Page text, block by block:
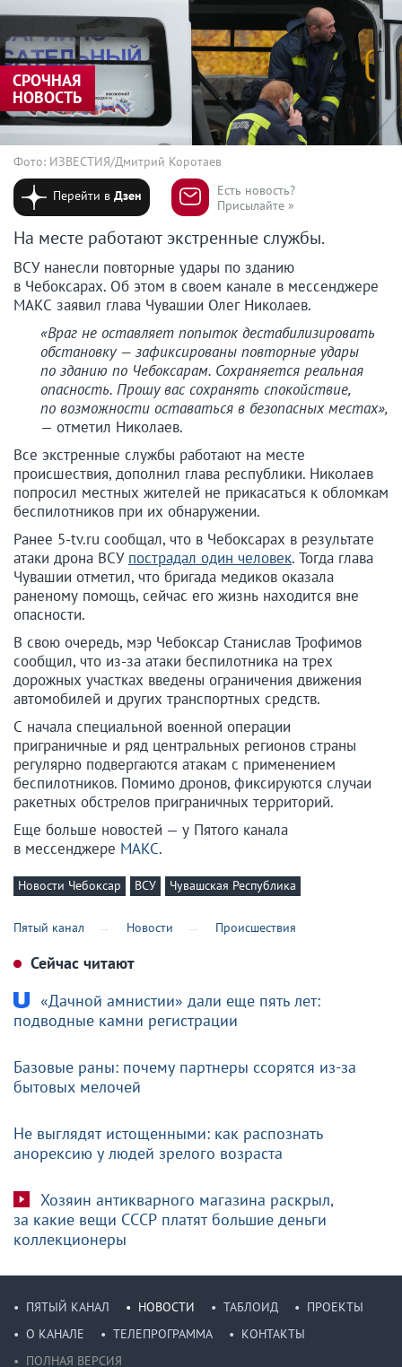
СРОЧНАЯ
НОВОСТЬ
Фото: ИЗВЕСТИЯ/Дмитрий Коротаев
Перейти вДзен
Есть новость?
Присылайте »
На месте работают экстренные службы.
ВСУ нанесли повторные удары по зданию
в Чебоксарах. Об этом в своем канале в мессенджере
МАКС заявил глава Чувашии Олег Николаев.
«Враг не оставляет попыток дестабилизировать
обстановку — зафиксированы повторные удары
по зданию по Чебоксарам. Сохраняется реальная
опасность. Прошу вас сохранять спокойствие,
по возможности оставаться в безопасных местах»,
— отметил Николаев.
Все экстренные службы работают на месте
происшествия, дополнил глава республики. Николаев
попросил местных жителей не прикасаться к обломкам
беспилотников при их обнаружении.
Ранее 5-tv.ru сообщал, что в Чебоксарах в результате
атаки дрона ВСУ пострадал один человек. Тогда глава
Чувашии отметил, что бригада медиков оказала
раненому помощь, сейчас его жизнь находится вне
опасности.
В свою очередь, мэр Чебоксар Станислав Трофимов
сообщил, что из-за атаки беспилотника на трех
дорожных участках введены ограничения движения
автомобилей и других транспортных средств.
С начала специальной военной операции
приграничные и ряд центральных регионов страны
регулярно подвергаются атакам с применением
беспилотников. Помимо дронов, фиксируются случаи
ракетных обстрелов приграничных территорий.
Еще больше новостей — у Пятого канала
в мессенджере МАКС.
Новости Чебоксар ВСУ Чувашская Республика
Пятый канал Новости Происшествия
Сейчас читают
«Дачной амнистии» дали еще пять лет:
подводные камни регистрации
Базовые раны: почему партнеры ссорятся из-за
бытовых мелочей
Не выглядят истощенными: как распознать
анорексию у людей зрелого возраста
Хозяин антикварного магазина раскрыл,
за какие вещи СССР платят большие деньги
коллекционеры
ПЯТЫЙ КАНАЛ НОВОСТИ ТАБЛОИД
ПРОЕКТЫ
О КАНАЛЕ
ТЕЛЕПРОГРАММА
КОНТАКТЫ
ПОЛНАЯ ВЕРСИЯ